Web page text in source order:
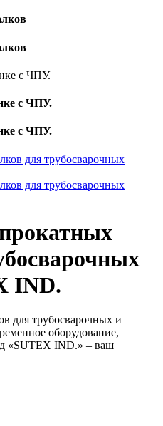
с ЧПУ.
с ЧПУ.
IND.
для трубосварочных и
оборудование,
«SUTEX IND.» – ваш